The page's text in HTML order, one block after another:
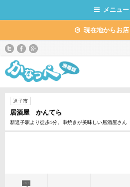
メニュー
現在地からお
逗子市
居酒屋 かんてら
新逗子駅より徒歩1分。串焼きが美味しい居酒屋さん